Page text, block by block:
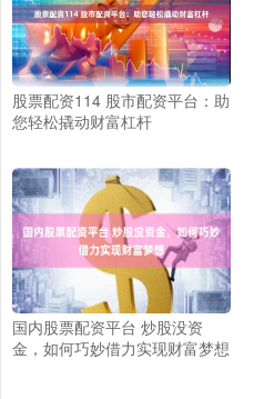
股票配资114 股市配资平台：助
您轻松撬动财富杠杆
国内股票配资平台 炒股没资
金，如何巧妙借力实现财富梦想